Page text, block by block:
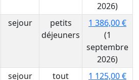
2026)
sejour
petits
déjeuners
1 386,00 €
(1
septembre
2026)
sejour
tout
1 125,00 €